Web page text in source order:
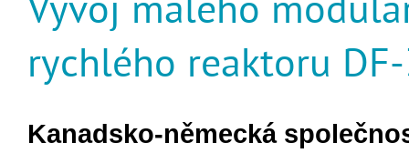
rychlého reaktoru
Kanadsko-německá